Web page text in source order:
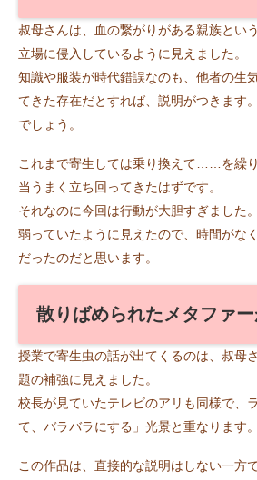
叔母さんは、血の繋がりがある親族とい
立場に侵入しているように見えました。
知識や服装が時代錯誤なのも、他者の生
てきた存在だとすれば、説明がつきます
でしょう。
これまで寄生しては乗り換えて……を繰
当うまく立ち回ってきたはずです。
それなのに今回は行動が大胆すぎました
弱っていたように見えたので、時間がな
だったのだと思います。
散りばめられたメタファ
授業で寄生虫の話が出てくるのは、叔母
題の補強に見えました。
校長が見ていたテレビのアリも同様で、
て、バラバラにする」光景と重なります。
この作品は、直接的な説明はしない一方